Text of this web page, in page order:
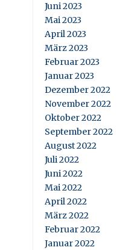
Juni 2023
Mai 2023
April 2023
März 2023
Februar 2023
Januar 2023
Dezember 2022
November 2022
Oktober 2022
September 2022
August 2022
Juli 2022
Juni 2022
Mai 2022
April 2022
März 2022
Februar 2022
Januar 2022